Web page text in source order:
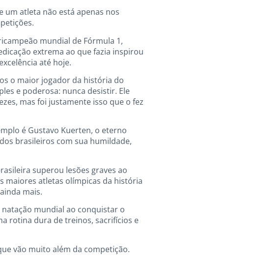
atleta não está apenas nos
mundial de Fórmula 1,
extrema ao que fazia inspirou
até hoje.
o maior jogador da história do
e poderosa: nunca desistir. Ele
mas foi justamente isso que o fez
é Gustavo Kuerten, o eterno
brasileiros com sua humildade,
superou lesões graves ao
maiores atletas olímpicas da história
mais.
mundial ao conquistar o
rotina dura de treinos, sacrifícios e
vão muito além da competição.